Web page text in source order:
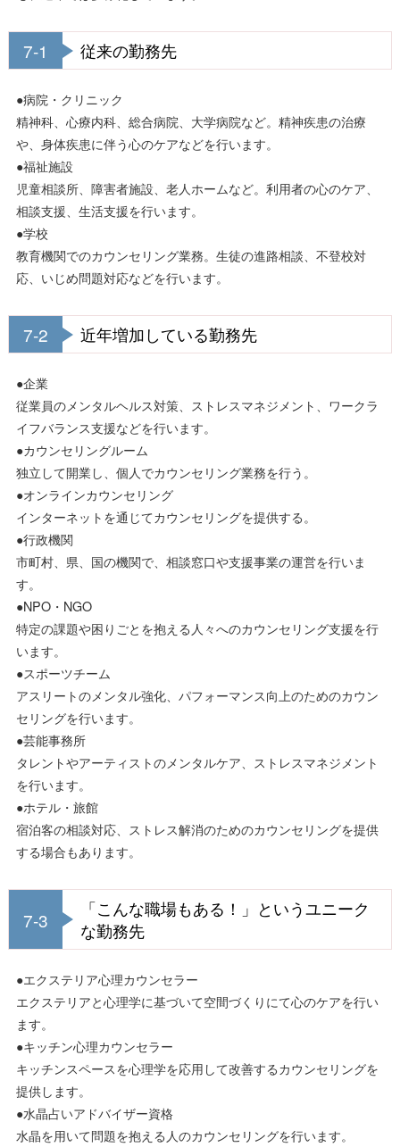
7-1 従来の勤務先
●病院・クリニック
精神科、心療内科、総合病院、大学病院など。精神疾患の治療
や、身体疾患に伴う心のケアなどを行います。
●福祉施設
児童相談所、障害者施設、老人ホームなど。利用者の心のケア、
相談支援、生活支援を行います。
●学校
教育機関でのカウンセリング業務。生徒の進路相談、不登校対
応、いじめ問題対応などを行います。
7-2 近年増加している勤務先
●企業
従業員のメンタルヘルス対策、ストレスマネジメント、ワークラ
イフバランス支援などを行います。
●カウンセリングルーム
独立して開業し、個人でカウンセリング業務を行う。
●オンラインカウンセリング
インターネットを通じてカウンセリングを提供する。
●行政機関
市町村、県、国の機関で、相談窓口や支援事業の運営を行いま
す。
●NPO・NGO
特定の課題や困りごとを抱える人々へのカウンセリング支援を行
います。
●スポーツチーム
アスリートのメンタル強化、パフォーマンス向上のためのカウン
セリングを行います。
●芸能事務所
タレントやアーティストのメンタルケア、ストレスマネジメント
を行います。
●ホテル・旅館
宿泊客の相談対応、ストレス解消のためのカウンセリングを提供
する場合もあります。
7-3
「こんな職場もある！」というユニーク
な勤務先
●エクステリア心理カウンセラー
エクステリアと心理学に基づいて空間づくりにて心のケアを行い
ます。
●キッチン心理カウンセラー
キッチンスペースを心理学を応用して改善するカウンセリングを
提供します。
●水晶占いアドバイザー資格
水晶を用いて問題を抱える人のカウンセリングを行います。